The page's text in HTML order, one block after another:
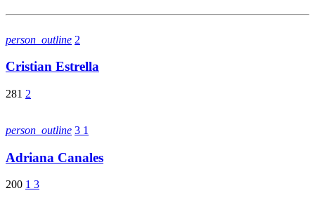
person_outline 2
Cristian Estrella
281 2
person_outline 3 1
Adriana Canales
200 1 3